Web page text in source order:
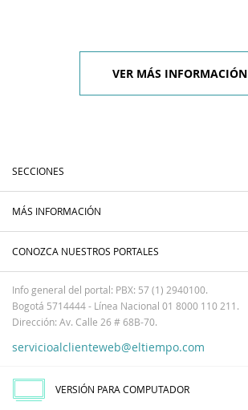
VER MÁS INFORMACIÓN
SECCIONES
MÁS INFORMACIÓN
CONOZCA NUESTROS PORTALES
Info general del portal: PBX: 57 (1) 2940100.
Bogotá 5714444 - Línea Nacional 01 8000 110 211.
Dirección: Av. Calle 26 # 68B-70.
servicioalclienteweb@eltiempo.com
VERSIÓN PARA COMPUTADOR